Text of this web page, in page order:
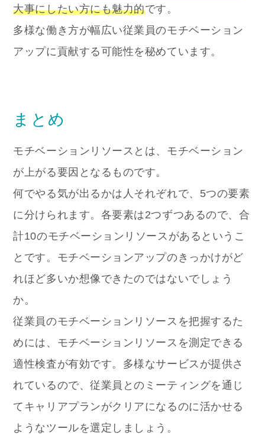
大事にしたい方にも魅力的です。
多様な働き方が幅広い従業員のモチベーション
アップに貢献する可能性を秘めています。
まとめ
モチベーションリソースとは、モチベーション
が上がる要因となるものです。
何でやる気が出るかは人それぞれで、5つの要素
に分けられます。各要素は2つずつあるので、合
計10のモチベーションリソースがあるというこ
とです。モチベーションアップのきっかけがど
れほど多いか想像できたのではないでしょう
か。
従業員のモチベーションリソースを把握するた
めには、モチベーションリソースを測定できる
適性検査が有効です。多様なサービスが提供さ
れているので、従業員とのミーティングを通じ
てキャリアプランがクリアになるのに活かせる
ようなツールを選定しましょう。